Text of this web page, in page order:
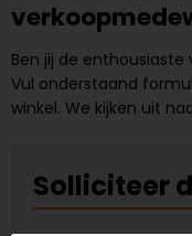
Ben jij de enthousiaste
Vul onderstaand
winkel. We kijken uit
Solliciteer